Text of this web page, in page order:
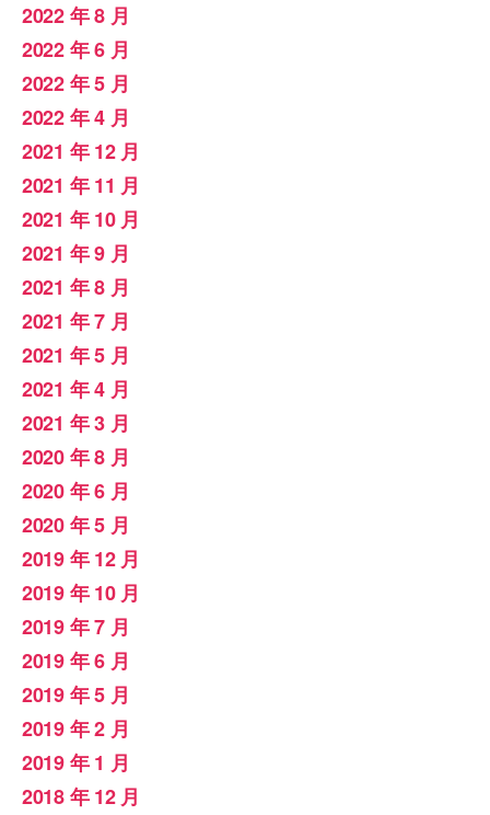
2022 年 8 月
2022 年 6 月
2022 年 5 月
2022 年 4 月
2021 年 12 月
2021 年 11 月
2021 年 10 月
2021 年 9 月
2021 年 8 月
2021 年 7 月
2021 年 5 月
2021 年 4 月
2021 年 3 月
2020 年 8 月
2020 年 6 月
2020 年 5 月
2019 年 12 月
2019 年 10 月
2019 年 7 月
2019 年 6 月
2019 年 5 月
2019 年 2 月
2019 年 1 月
2018 年 12 月